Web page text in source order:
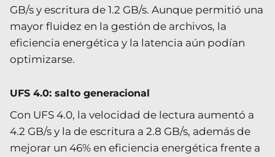
GB/s y escritura de 1.2 GB/s. Aunque permitió una
mayor fluidez en la gestión de archivos, la
eficiencia energética y la latencia aún podían
optimizarse.
UFS 4.0: salto generacional
Con UFS 4.0, la velocidad de lectura aumentó a
4.2 GB/s y la de escritura a 2.8 GB/s, además de
mejorar un 46% en eficiencia energética frente a